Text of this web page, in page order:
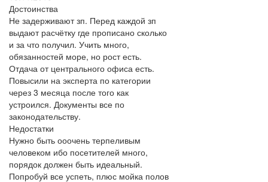
Достоинства
Не задерживают зп. Перед каждой зп
выдают расчётку где прописано сколько
и за что получил. Учить много,
обязанностей море, но рост есть.
Отдача от центрального офиса есть.
Повысили на эксперта по категории
через 3 месяца после того как
устроился. Документы все по
законодательству.
Недостатки
Нужно быть ооочень терпеливым
человеком ибо посетителей много,
порядок должен быть идеальный.
Попробуй все успеть, плюс мойка полов